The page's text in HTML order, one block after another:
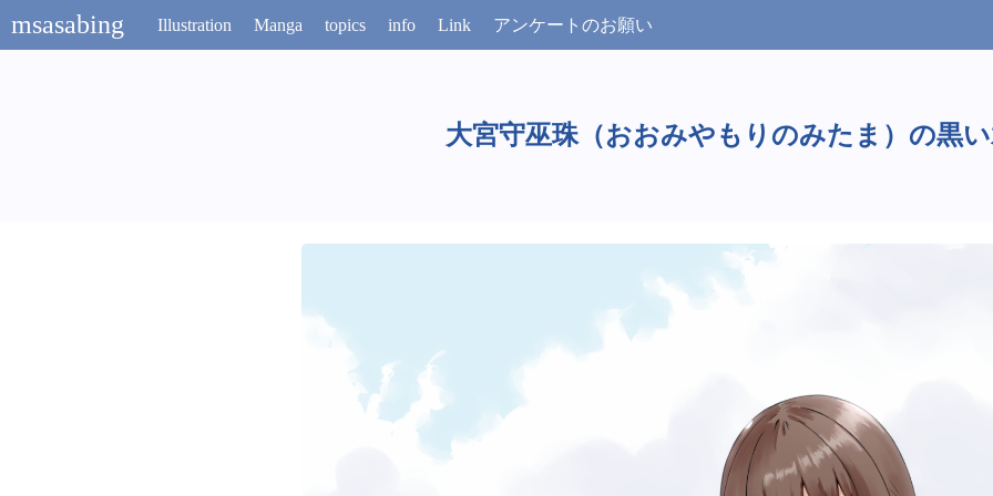
msasabing Illustration Manga topics info Link アンケートのお願い
大宮守巫珠（おおみやもりのみたま）の黒